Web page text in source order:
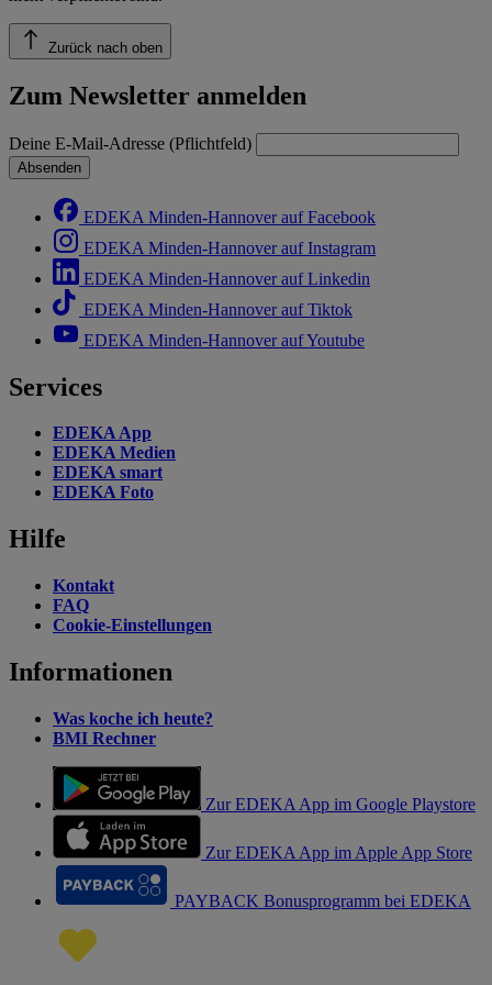
Zurück nach oben
Zum Newsletter anmelden
Deine E-Mail-Adresse (Pflichtfeld)
Absenden
EDEKA Minden-Hannover auf Facebook
EDEKA Minden-Hannover auf Instagram
EDEKA Minden-Hannover auf Linkedin
EDEKA Minden-Hannover auf Tiktok
EDEKA Minden-Hannover auf Youtube
Services
EDEKA App
EDEKA Medien
EDEKA smart
EDEKA Foto
Hilfe
Kontakt
FAQ
Cookie-Einstellungen
Informationen
Was koche ich heute?
BMI Rechner
Zur EDEKA App im Google Playstore
Zur EDEKA App im Apple App Store
PAYBACK Bonusprogramm bei EDEKA